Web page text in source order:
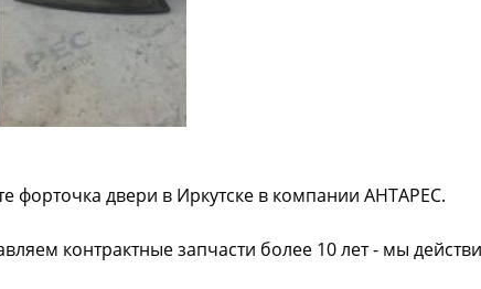
форточка двери в Иркутске в компании АНТАРЕС.
контрактные запчасти более 10 лет - мы